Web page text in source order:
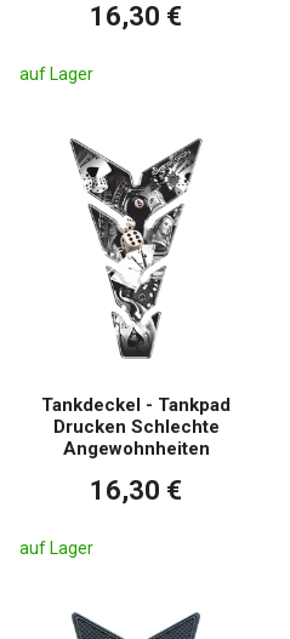
16,30 €
auf Lager
Tankdeckel - Tankpad
Drucken Schlechte
Angewohnheiten
16,30 €
auf Lager